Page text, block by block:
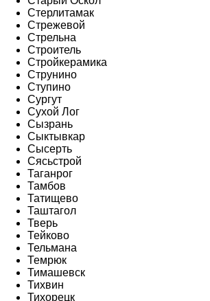
Стерлитамак
Стрежевой
Стрельна
Строитель
Стройкерамика
Струнино
Ступино
Сургут
Сухой Лог
Сызрань
Сыктывкар
Сысерть
Сясьстрой
Таганрог
Тамбов
Татищево
Таштагол
Тверь
Тейково
Тельмана
Темрюк
Тимашевск
Тихвин
Тихорецк